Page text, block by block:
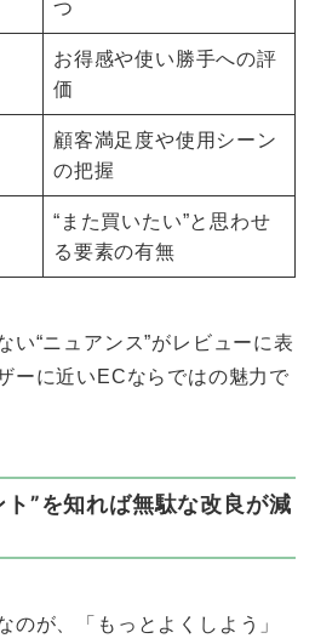
つ
お得感や使い勝手への評
価
顧客満足度や使用シーン
の把握
“また買いたい”と思わせ
る要素の有無
い“ニュアンス”がレビューに表
ーに近いECならではの魅力で
”を知れば無駄な改良が減
のが、「もっとよくしよう」